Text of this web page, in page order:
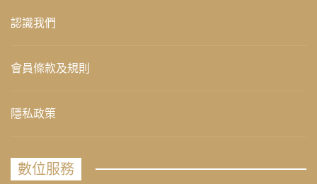
認識我們
會員條款及規則
隱私政策
數位服務